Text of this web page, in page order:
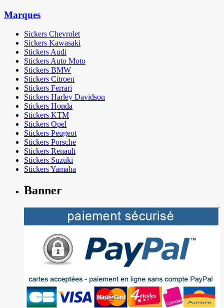
Marques
Sickers Chevrolet
Sickers Kawasaki
Stickers Audi
Stickers Auto Moto
Stickers BMW
Stickers Citroen
Stickers Ferrari
Stickers Harley Davidson
Stickers Honda
Stickers KTM
Stickers Opel
Stickers Peugeot
Stickers Porsche
Stickers Renault
Stickers Suzuki
Stickers Yamaha
Banner